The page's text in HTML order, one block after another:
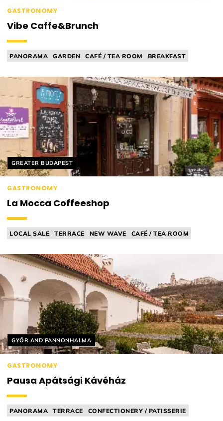
GASTRONOMY
Vibe Caffe&Brunch
PANORAMA GARDEN CAFÉ / TEA ROOM
BREAKFAST
Helyszín címkék:
GREATER BUDAPEST
GASTRONOMY
La Mocca Coffeeshop
LOCAL SALE TERRACE NEW WAVE
CAFÉ / TEA ROOM
Helyszín címkék:
GYŐR AND PANNONHALMA
GASTRONOMY
Pausa Apátsági Kávéház
PANORAMA TERRACE
CONFECTIONERY / PATISSERIE